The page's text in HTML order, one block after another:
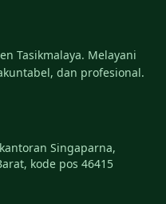
Tasikmalaya. Melayani
dan profesional.
Singaparna,
kode pos 46415